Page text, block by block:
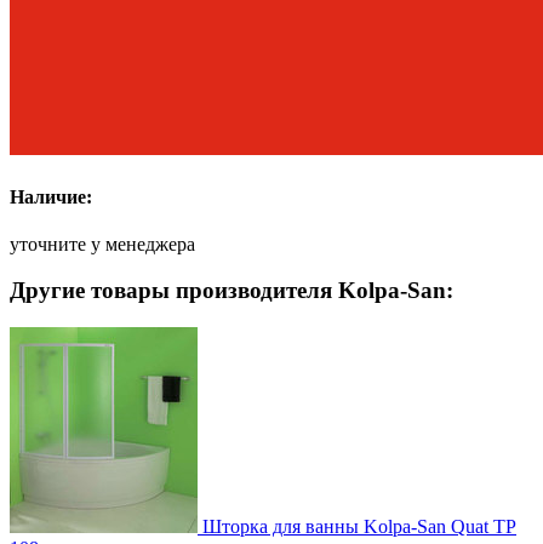
Наличие:
уточните у менеджера
Другие товары производителя Kolpa-San:
Шторка для ванны Kolpa-San Quat TP